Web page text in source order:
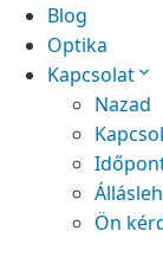
Blog
Optika
Kapcsolat
Nazad
Ön